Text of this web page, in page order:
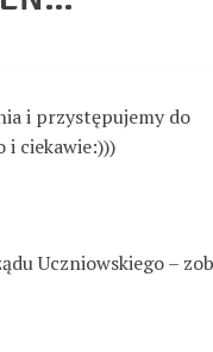
i przystępujemy do
i ciekawie:)))
Uczniowskiego –